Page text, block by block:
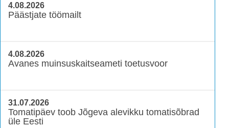
4.08.2026
Päästjate töömailt
4.08.2026
Avanes muinsuskaitseameti toetusvoor
31.07.2026
Tomatipäev toob Jõgeva alevikku tomatisõbrad
üle Eesti